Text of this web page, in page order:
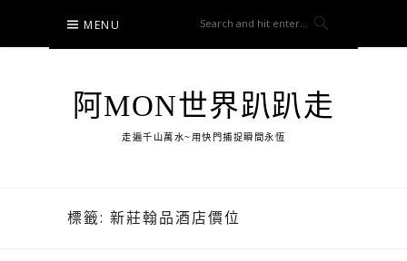
content
MENU
阿MON世界趴趴走
走遍千山萬水~用快門捕捉瞬間永恆
標籤: 新莊翰品酒店價位